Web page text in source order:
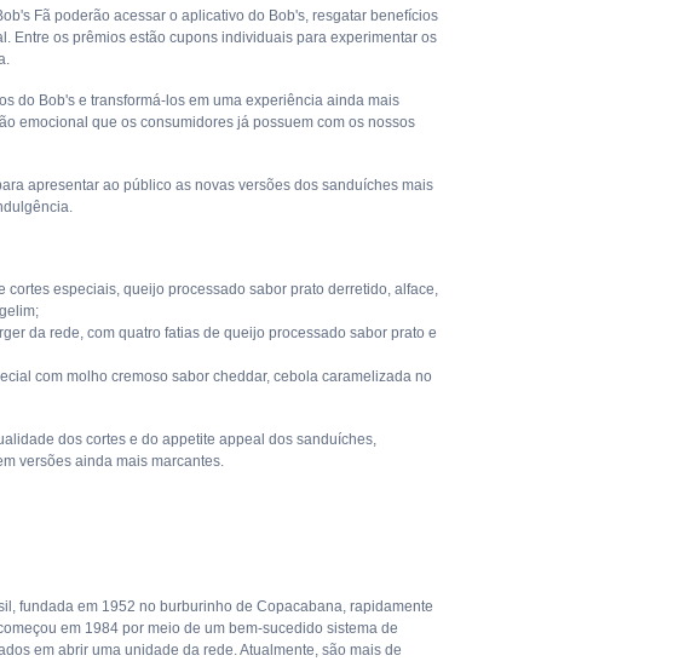
Fã poderão acessar o aplicativo do Bob's, resgatar benefícios
Entre os prêmios estão cupons individuais para experimentar os
do Bob's e transformá-los em uma experiência ainda mais
emocional que os consumidores já possuem com os nossos
apresentar ao público as novas versões dos sanduíches mais
especiais, queijo processado sabor prato derretido, alface,
da rede, com quatro fatias de queijo processado sabor prato e
com molho cremoso sabor cheddar, cebola caramelizada no
dos cortes e do appetite appeal dos sanduíches,
versões ainda mais marcantes.
fundada em 1952 no burburinho de Copacabana, rapidamente
em 1984 por meio de um bem-sucedido sistema de
em abrir uma unidade da rede. Atualmente, são mais de